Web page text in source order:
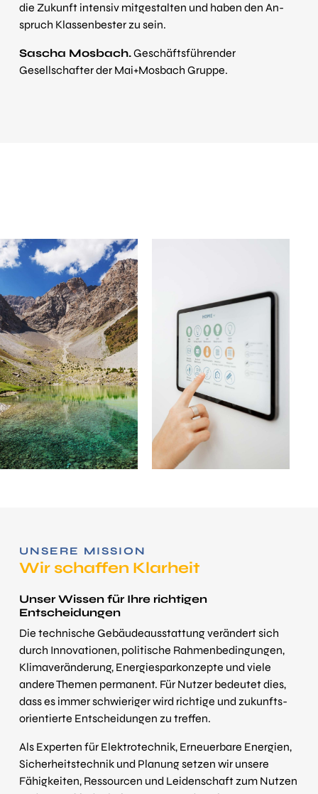
die Zu­kunft in­ten­siv mit­ge­stal­ten und haben den An­
spruch Klas­sen­bes­ter zu sein.
Sascha Mosbach.Geschäftsführender
Gesellschafter der Mai+Mosbach Gruppe.
UNSERE MISSION
Wir schaffen Klarheit
Unser Wissen für Ihre richtigen
Entscheidungen
Die technische Gebäudeausstattung verändert sich
durch Innovationen, politische Rahmen­bedingungen,
Klima­veränderung, Energie­spar­konzepte und viele
andere Themen permanent. Für Nutzer bedeutet dies,
dass es immer schwieriger wird richtige und zukunfts­
orientierte Entscheidungen zu treffen.
Als Experten für Elektro­technik, Erneuerbare Energien,
Sicherheits­technik und Planung setzen wir unsere
Fähigkeiten, Ressourcen und Leidenschaft zum Nutzen